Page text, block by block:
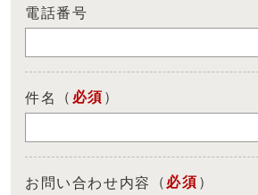
電話番号
件名 （ 必須 ）
お問い合わせ内容 （ 必須 ）